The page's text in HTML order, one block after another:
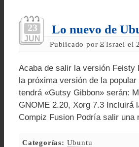
23
JUN
Lo nuevo de
Publicado por Israel el
Acaba de salir la versión Feisty
la próxima versión de la
tendrá «Gutsy Gibbon» serán:
GNOME 2.20, Xorg 7.3 Incluirá
Compiz Fusion Podría salir
Categorías: Ubuntu